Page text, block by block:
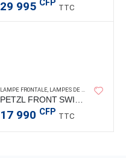
29 995 CFP TTC
LAMPE FRONTALE, LAMPES DE PLONGÉE
PETZL FRONT SWIFT RL ORAN 900L
17 990 CFP TTC